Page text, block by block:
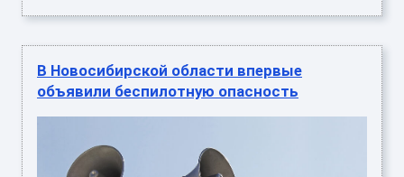
В Новосибирской области впервые
объявили беспилотную опасность